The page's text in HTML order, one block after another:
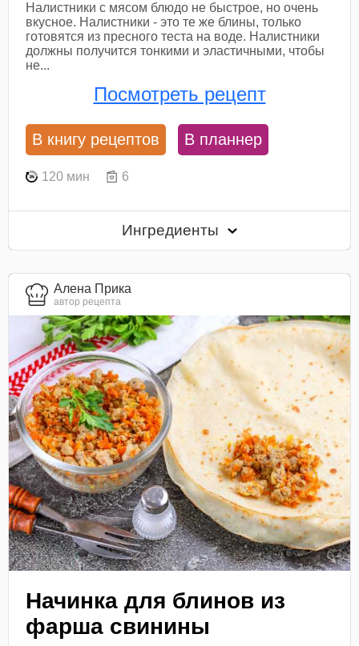
Налистники с мясом блюдо не быстрое, но очень
вкусное. Налистники - это те же блины, только
готовятся из пресного теста на воде. Налистники
должны получится тонкими и эластичными, чтобы
не...
Посмотреть рецепт
В книгу рецептов В планнер
120 мин 6
Ингредиенты
Алена Прика
автор рецепта
Начинка для блинов из
фарша свинины